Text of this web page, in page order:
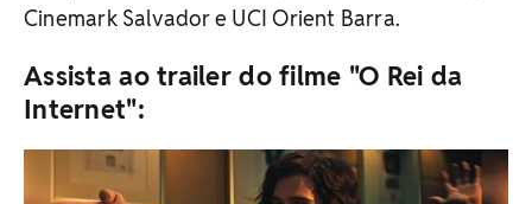
Cinemark Salvador e UCI Orient Barra.
Assista ao trailer do filme "O Rei da
Internet":